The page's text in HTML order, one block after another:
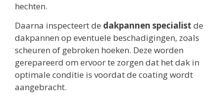
hechten.
Daarna inspecteert de dakpannen specialist de
dakpannen op eventuele beschadigingen, zoals
scheuren of gebroken hoeken. Deze worden
gerepareerd om ervoor te zorgen dat het dak in
optimale conditie is voordat de coating wordt
aangebracht.